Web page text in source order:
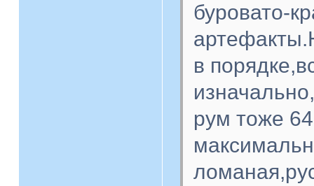
буровато-
в
рум тоже